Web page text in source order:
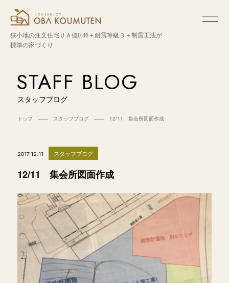
狭小地の注文住宅ＵＡ値0.46＋耐震等級３＋制震工法が
標準の家づくり
STAFF BLOG
スタッフブログ
トップ スタッフブログ 12/11 集会所図面作成
2017.12.11 スタッフブログ
12/11 集会所図面作成